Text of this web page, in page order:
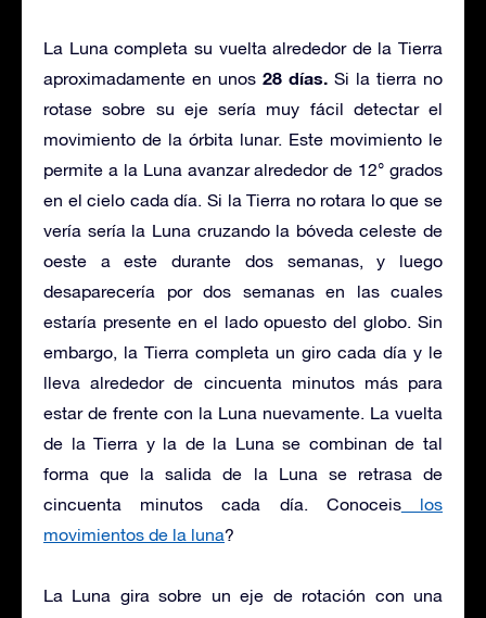
La Luna completa su vuelta alrededor de la Tierra
aproximadamente en unos 28 días. Si la tierra no
rotase sobre su eje sería muy fácil detectar el
movimiento de la órbita lunar. Este movimiento le
permite a la Luna avanzar alrededor de 12° grados
en el cielo cada día. Si la Tierra no rotara lo que se
vería sería la Luna cruzando la bóveda celeste de
oeste a este durante dos semanas, y luego
desaparecería por dos semanas en las cuales
estaría presente en el lado opuesto del globo. Sin
embargo, la Tierra completa un giro cada día y le
lleva alrededor de cincuenta minutos más para
estar de frente con la Luna nuevamente. La vuelta
de la Tierra y la de la Luna se combinan de tal
forma que la salida de la Luna se retrasa de
cincuenta minutos cada día. Conoceislos
movimientos de la luna?
La Luna gira sobre un eje de rotación con una